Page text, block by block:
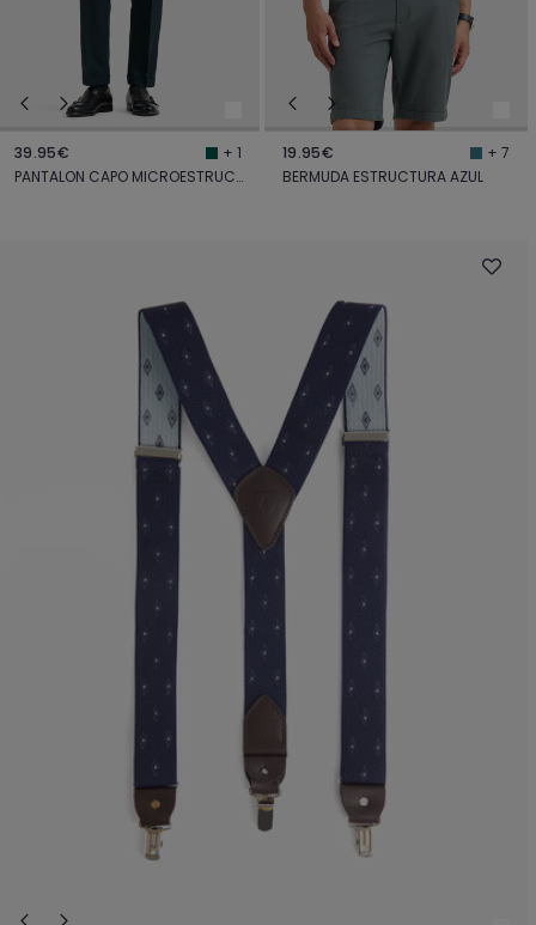
39.95€
+ 1
PANTALON CAPO MICROESTRUCTURA VERDE
19.95€
+ 7
BERMUDA ESTRUCTURA AZUL